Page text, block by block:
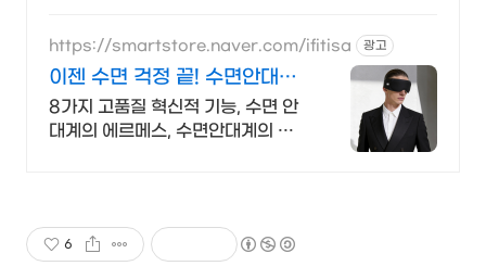
https://smartstore.naver.com/ifitisa 광고
이젠 수면 걱정 끝! 수면안대
끝.판.왕급 등장!
8가지 고품질 혁신적 기능, 수면 안
대계의 에르메스, 수면안대계의 끝
6